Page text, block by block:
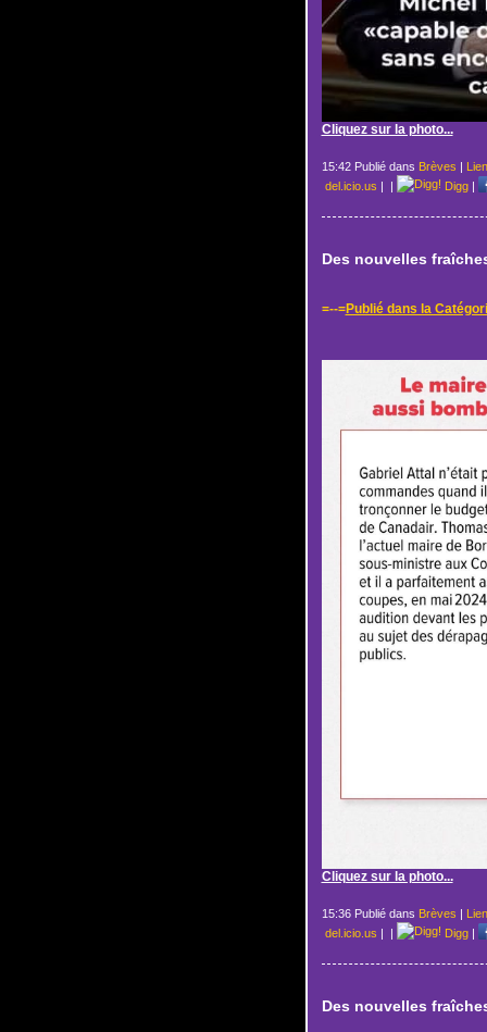
Cliquez sur la photo...
15:42 Publié dans Brèves |
del.icio.us | | Digg|
Des nouvelles
=--=Publié dans la
Cliquez sur la photo...
15:36 Publié dans Brèves
del.icio.us
Digg|
Des nouvelles